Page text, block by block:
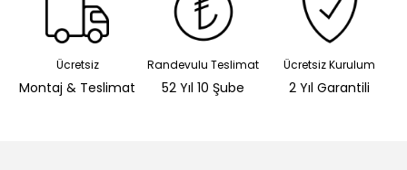
Ücretsiz
Montaj & Teslimat
Randevulu Teslimat
52 Yıl 10 Şube
Ücretsiz Kurulum
2 Yıl Garantili